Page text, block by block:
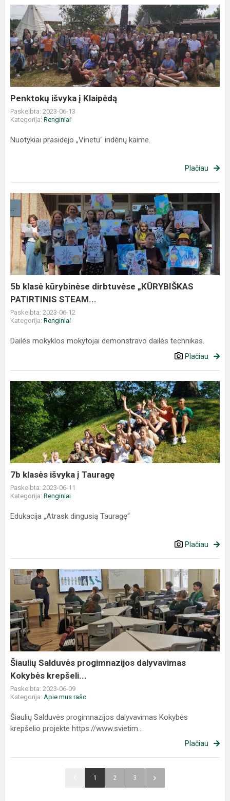
Penktokų išvyka į Klaipėdą
Paskelbta: 2023-06-13
Kategorija: Renginiai
Nuotykiai prasidėjo „Vinetu“ indėnų kaime.
Plačiau
5b klasė kūrybinėse dirbtuvėse „KŪRYBIŠKAS
PATIRTINIS STEAM...
Paskelbta: 2023-06-12
Kategorija: Renginiai
Dailės mokyklos mokytojai demonstravo dailės technikas.
Plačiau
7b klasės išvyka į Tauragę
Paskelbta: 2023-06-11
Kategorija: Renginiai
Edukacija „Atrask dingusią Tauragę“
Plačiau
Šiaulių Salduvės progimnazijos dalyvavimas
Kokybės krepšeli...
Paskelbta: 2023-06-09
Kategorija: Apie mus rašo
Šiaulių Salduvės progimnazijos dalyvavimas Kokybės
krepšelio projekte https://www.svietim...
Plačiau
1 2 3